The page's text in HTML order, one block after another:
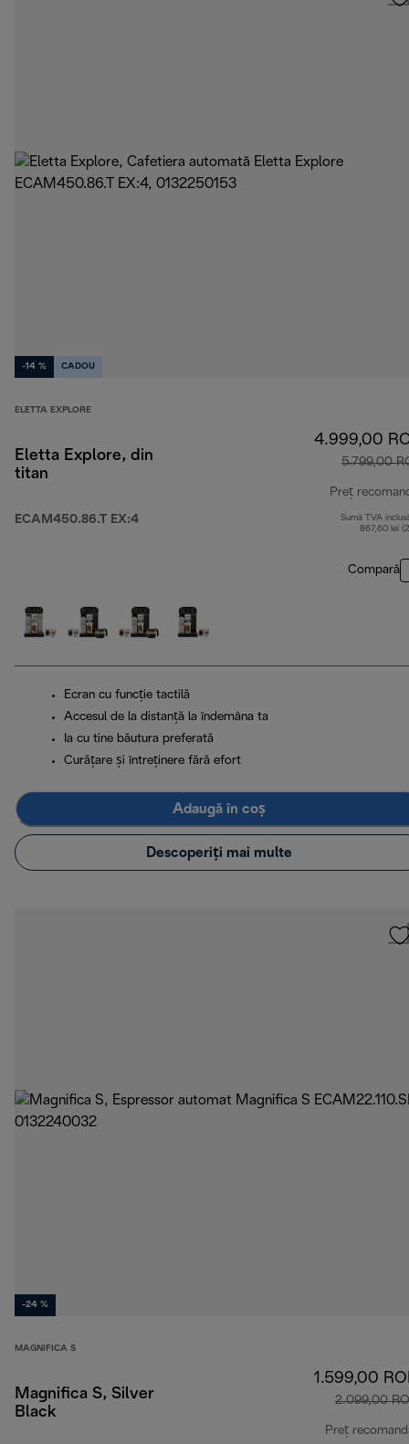
-14 % CADOU
ELETTA EXPLORE
Eletta Explore, din
titan
ECAM450.86.T EX:4
4.999,00
5.799,00
Preț
Sumă TVA
867,60 lei
Compară
Ecran cu funcție tactilă
Accesul de la distanță la îndemâna ta
Ia cu tine băutura preferată
Curățare și întreținere fără efort
Adaugă în coș
Descoperiți mai multe
-24 %
MAGNIFICA S
Magnifica S, Silver
Black
1.599,00
2.099,00
Preț